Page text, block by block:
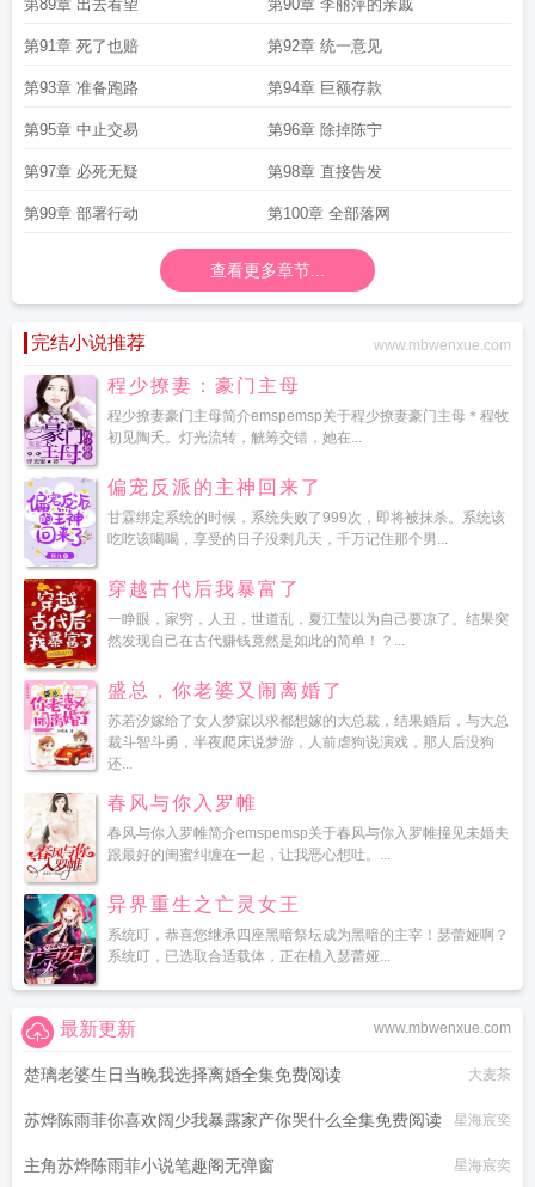
第89章 出去看望 第90章 李丽萍的亲戚
第91章 死了也赔 第92章 统一意见
第93章 准备跑路 第94章 巨额存款
第95章 中止交易 第96章 除掉陈宁
第97章 必死无疑 第98章 直接告发
第99章 部署行动 第100章 全部落网
查看更多章节...
完结小说推荐 www.mbwenxue.com
程少撩妻：豪门主母
程少撩妻豪门主母简介emspemsp关于程少撩妻豪门主母＊程牧
初见陶夭。灯光流转，觥筹交错，她在...
偏宠反派的主神回来了
甘霖绑定系统的时候，系统失败了999次，即将被抹杀。系统该
吃吃该喝喝，享受的日子没剩几天，千万记住那个男...
穿越古代后我暴富了
一睁眼，家穷，人丑，世道乱，夏江莹以为自己要凉了。结果突
然发现自己在古代赚钱竟然是如此的简单！？...
盛总，你老婆又闹离婚了
苏若汐嫁给了女人梦寐以求都想嫁的大总裁，结果婚后，与大总
裁斗智斗勇，半夜爬床说梦游，人前虐狗说演戏，那人后没狗
还...
春风与你入罗帷
春风与你入罗帷简介emspemsp关于春风与你入罗帷撞见未婚夫
跟最好的闺蜜纠缠在一起，让我恶心想吐。...
异界重生之亡灵女王
系统叮，恭喜您继承四座黑暗祭坛成为黑暗的主宰！瑟蕾娅啊？
系统叮，已选取合适载体，正在植入瑟蕾娅...
www.mbwenxue.com
最新更新
楚璃老婆生日当晚我选择离婚全集免费阅读 大麦茶
苏烨陈雨菲你喜欢阔少我暴露家产你哭什么全集免费阅读 星海宸奕
主角苏烨陈雨菲小说笔趣阁无弹窗 星海宸奕